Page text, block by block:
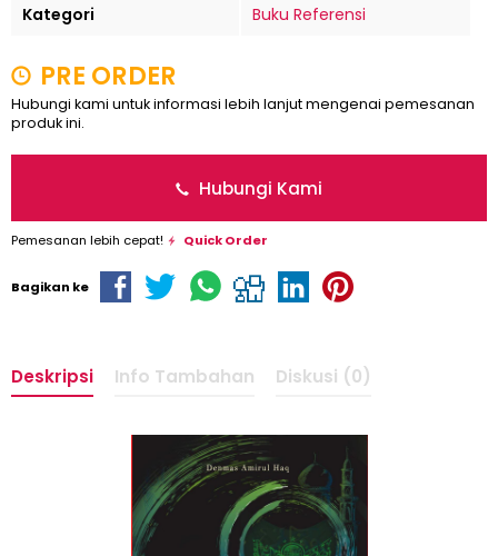
Kategori
Buku Referensi
PRE ORDER
Hubungi kami untuk informasi lebih lanjut mengenai pemesanan
produk ini.
Hubungi Kami
Pemesanan lebih cepat! Quick Order
Bagikan ke
Deskripsi Info Tambahan Diskusi (0)